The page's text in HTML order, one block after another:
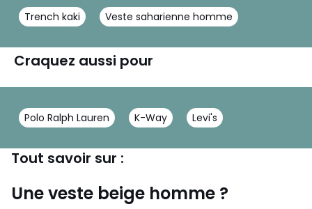
Trench kaki Veste saharienne homme
Craquez aussi pour
Polo Ralph Lauren K-Way Levi's
Tout savoir sur :
Une veste beige homme ?